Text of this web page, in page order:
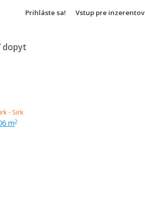
Prihláste sa! Vstup pre inzerentov
dopyt
m2